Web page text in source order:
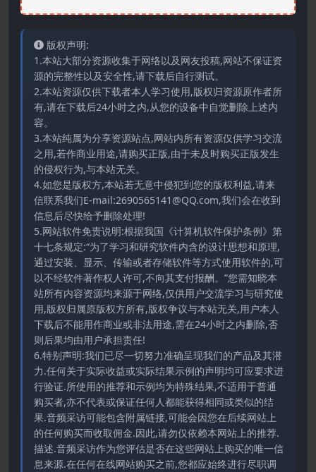
版权声明:
1.本站大部分资源收集于网络以及网友投稿,网站不保证资
源的完整性以及安全性,请下载后自行测试。
2.本站资源仅供下载者本人学习使用,版权归资源原作者所
有,请在下载后24小时之内,从您的设备中自觉删除上述内
容。
3.本站纯属为分享资源站点,网站内所有资源仅供学习交流
之用,若作商业用途,请购买正版,由于未及时购买正版发生
的侵权行为,与本站无关。
4.如您是版权方,本站若无意中侵犯到您的版权利益,请来
信联系我们E-mail:2690565141@QQ.com,我们会在收到
信息后尽快给予删除处理!
5.网站软件免责说明:根据我国《计算机软件保护条例》第
十七条规定:“为了学习和研究软件内含的设计思想和原理,
通过安装、显示、传输或者存储软件等方式使用软件的,可
以不经软件著作权人许可,不向其支付报酬。”您需知晓本
站所有内容资源均来源于网络,仅供用户交流学习与研究使
用,版权归属原版权方所有,版权争议与本站无关,用户本人
下载后不能用作商业或非法用途,需在24小时之内删除,否
则后果均由用户承担责任!
6.特别声明:我们已尽一切努力准确呈现我们的产品及其潜
力.任何关于实际收益或实际结果示例的声明均可应要求进
行验证.所使用的推荐和示例均为特殊结果,不适用于普通
购买者,亦不代表或保证任何人都能获得相同或类似的结
果.音频采访可能包含附属链接,可能会因您在后续网站上
的任何购买而收取佣金.因此,请勿仅依赖本网站上的推荐.
描述.音频采访作为您评估是否在这些网站上购买的唯一信
息来源.在任何在线网站购买之前,您都应始终进行尽职调